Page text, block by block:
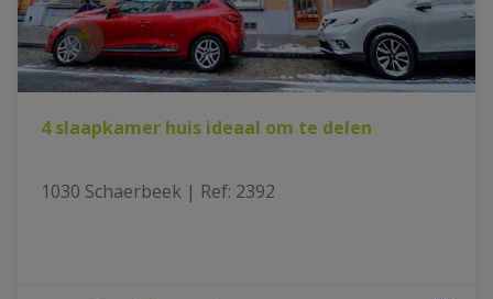
4 slaapkamer huis ideaal om te delen
1030 Schaerbeek | Ref: 2392